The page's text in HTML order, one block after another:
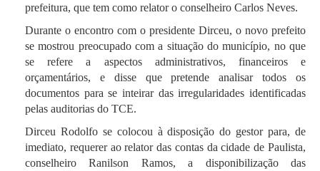
prefeitura, que tem como relator o conselheiro Carlos Neves.
Durante o encontro com o presidente Dirceu, o novo prefeito
se mostrou preocupado com a situação do município, no que
se refere a aspectos administrativos, financeiros e
orçamentários, e disse que pretende analisar todos os
documentos para se inteirar das irregularidades identificadas
pelas auditorias do TCE.
Dirceu Rodolfo se colocou à disposição do gestor para, de
imediato, requerer ao relator das contas da cidade de Paulista,
conselheiro Ranilson Ramos, a disponibilização das